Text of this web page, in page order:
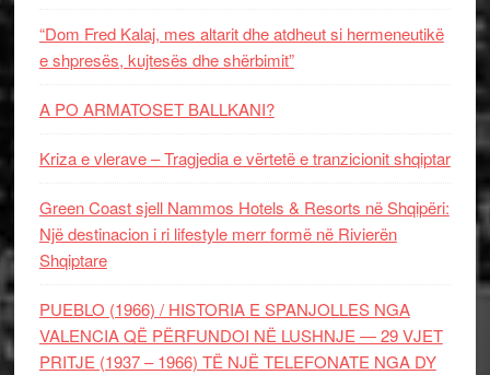
“Dom Fred Kalaj, mes altarit dhe atdheut si hermeneutikë
e shpresës, kujtesës dhe shërbimit”
A PO ARMATOSET BALLKANI?
Kriza e vlerave – Tragjedia e vërtetë e tranzicionit shqiptar
Green Coast sjell Nammos Hotels & Resorts në Shqipëri:
Një destinacion i ri lifestyle merr formë në Rivierën
Shqiptare
PUEBLO (1966) / HISTORIA E SPANJOLLES NGA
VALENCIA QË PËRFUNDOI NË LUSHNJE — 29 VJET
PRITJE (1937 – 1966) TË NJË TELEFONATE NGA DY